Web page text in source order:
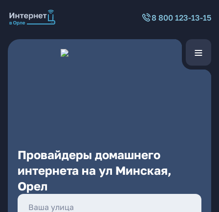
8 800 123-13-15
Провайдеры домашнего
интернета на ул Минская,
Орел